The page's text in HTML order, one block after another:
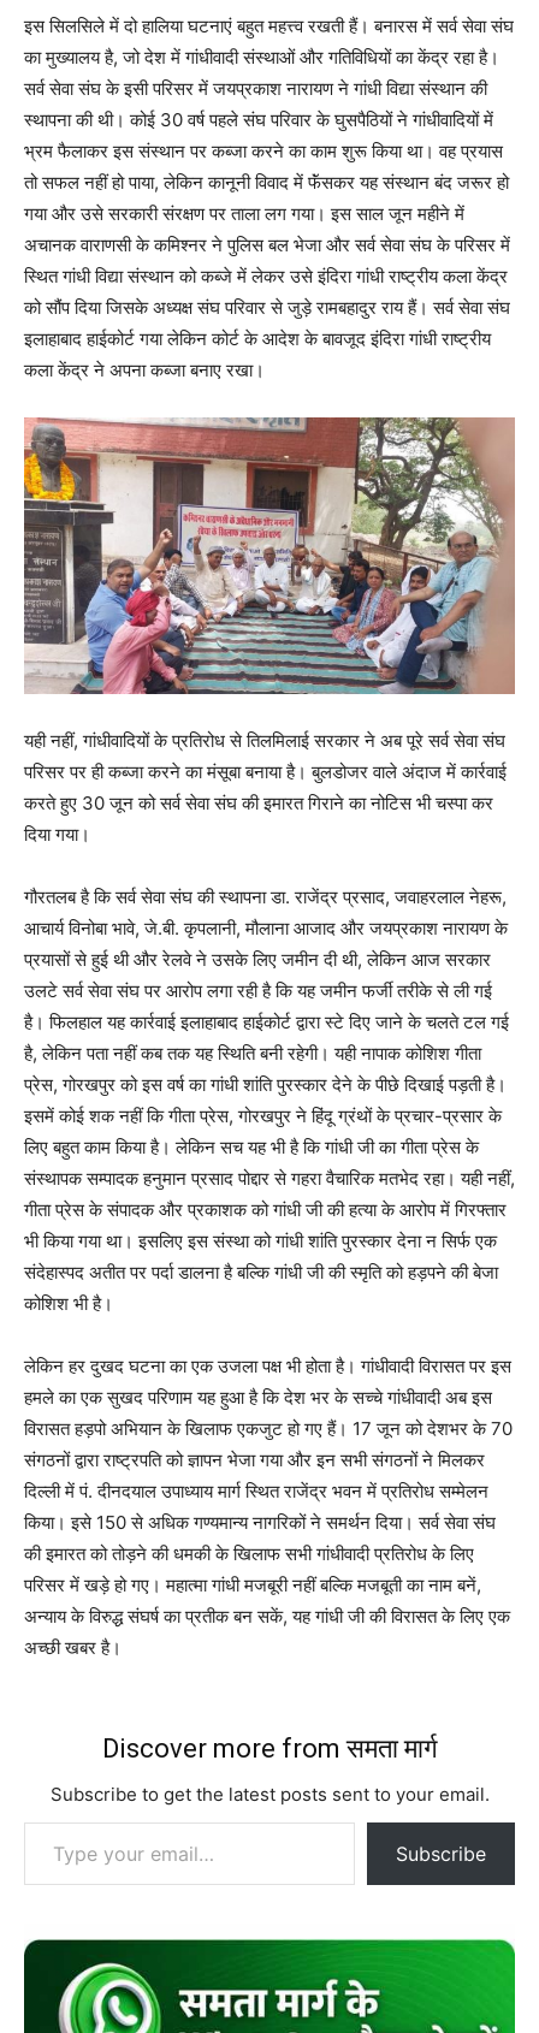
इस सिलसिले में दो हालिया घटनाएं बहुत महत्त्व रखती हैं। बनारस में सर्व सेवा संघ
का मुख्यालय है, जो देश में गांधीवादी संस्थाओं और गतिविधियों का केंद्र रहा है।
सर्व सेवा संघ के इसी परिसर में जयप्रकाश नारायण ने गांधी विद्या संस्थान की
स्थापना की थी। कोई 30 वर्ष पहले संघ परिवार के घुसपैठियों ने गांधीवादियों में
भ्रम फैलाकर इस संस्थान पर कब्जा करने का काम शुरू किया था। वह प्रयास
तो सफल नहीं हो पाया, लेकिन कानूनी विवाद में फॅंसकर यह संस्थान बंद जरूर हो
गया और उसे सरकारी संरक्षण पर ताला लग गया। इस साल जून महीने में
अचानक वाराणसी के कमिश्नर ने पुलिस बल भेजा और सर्व सेवा संघ के परिसर में
स्थित गांधी विद्या संस्थान को कब्जे में लेकर उसे इंदिरा गांधी राष्ट्रीय कला केंद्र
को सौंप दिया जिसके अध्यक्ष संघ परिवार से जुड़े रामबहादुर राय हैं। सर्व सेवा संघ
इलाहाबाद हाईकोर्ट गया लेकिन कोर्ट के आदेश के बावजूद इंदिरा गांधी राष्ट्रीय
कला केंद्र ने अपना कब्जा बनाए रखा।
यही नहीं, गांधीवादियों के प्रतिरोध से तिलमिलाई सरकार ने अब पूरे सर्व सेवा संघ
परिसर पर ही कब्जा करने का मंसूबा बनाया है। बुलडोजर वाले अंदाज में कार्रवाई
करते हुए 30 जून को सर्व सेवा संघ की इमारत गिराने का नोटिस भी चस्पा कर
दिया गया।
गौरतलब है कि सर्व सेवा संघ की स्थापना डा. राजेंद्र प्रसाद, जवाहरलाल नेहरू,
आचार्य विनोबा भावे, जे.बी. कृपलानी, मौलाना आजाद और जयप्रकाश नारायण के
प्रयासों से हुई थी और रेलवे ने उसके लिए जमीन दी थी, लेकिन आज सरकार
उलटे सर्व सेवा संघ पर आरोप लगा रही है कि यह जमीन फर्जी तरीके से ली गई
है। फिलहाल यह कार्रवाई इलाहाबाद हाईकोर्ट द्वारा स्टे दिए जाने के चलते टल गई
है, लेकिन पता नहीं कब तक यह स्थिति बनी रहेगी। यही नापाक कोशिश गीता
प्रेस, गोरखपुर को इस वर्ष का गांधी शांति पुरस्कार देने के पीछे दिखाई पड़ती है।
इसमें कोई शक नहीं कि गीता प्रेस, गोरखपुर ने हिंदू ग्रंथों के प्रचार-प्रसार के
लिए बहुत काम किया है। लेकिन सच यह भी है कि गांधी जी का गीता प्रेस के
संस्थापक सम्पादक हनुमान प्रसाद पोद्दार से गहरा वैचारिक मतभेद रहा। यही नहीं,
गीता प्रेस के संपादक और प्रकाशक को गांधी जी की हत्या के आरोप में गिरफ्तार
भी किया गया था। इसलिए इस संस्था को गांधी शांति पुरस्कार देना न सिर्फ एक
संदेहास्पद अतीत पर पर्दा डालना है बल्कि गांधी जी की स्मृति को हड़पने की बेजा
कोशिश भी है।
लेकिन हर दुखद घटना का एक उजला पक्ष भी होता है। गांधीवादी विरासत पर इस
हमले का एक सुखद परिणाम यह हुआ है कि देश भर के सच्चे गांधीवादी अब इस
विरासत हड़पो अभियान के खिलाफ एकजुट हो गए हैं। 17 जून को देशभर के 70
संगठनों द्वारा राष्ट्रपति को ज्ञापन भेजा गया और इन सभी संगठनों ने मिलकर
दिल्ली में पं. दीनदयाल उपाध्याय मार्ग स्थित राजेंद्र भवन में प्रतिरोध सम्मेलन
किया। इसे 150 से अधिक गण्यमान्य नागरिकों ने समर्थन दिया। सर्व सेवा संघ
की इमारत को तोड़ने की धमकी के खिलाफ सभी गांधीवादी प्रतिरोध के लिए
परिसर में खड़े हो गए। महात्मा गांधी मजबूरी नहीं बल्कि मजबूती का नाम बनें,
अन्याय के विरुद्ध संघर्ष का प्रतीक बन सकें, यह गांधी जी की विरासत के लिए एक
अच्छी खबर है।
Discover more from समता मार्ग
Subscribe to get the latest posts sent to your email.
Type your email…
Subscribe